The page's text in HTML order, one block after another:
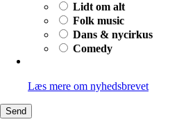
Lidt om alt
Folk music
Dans & nycirkus
Comedy
Læs mere om nyhedsbrevet
Send